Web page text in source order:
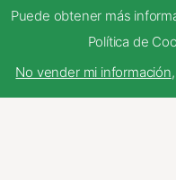
Puede obtener más
Política de
No vender mi información,